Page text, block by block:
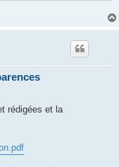
rédigées et la